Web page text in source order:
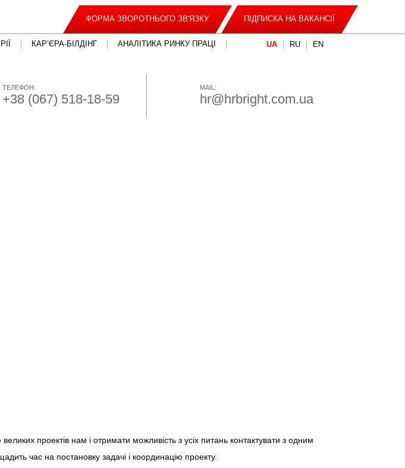
ФОРМА ЗВОРОТНЬОГО ЗВ'ЯЗКУ ПІДПИСКА НА ВАКАНСІЇ
КАР’ЄРА-БІЛДІНГ АНАЛІТИКА РИНКУ ПРАЦІ UA RU EN
MAIL:
hr@hrbright.com.ua
ТЕЛЕФОН:
+38 (067) 518-18-59
проектів нам і отримати можливість з усіх питань контактувати з одним
час на постановку задачі і координацію проекту.